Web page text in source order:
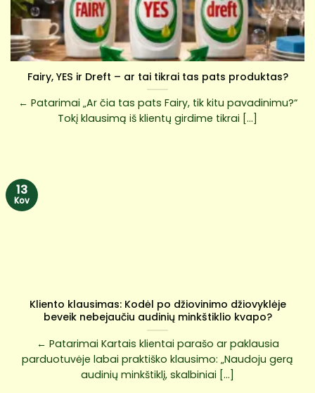
Fairy, YES ir Dreft – ar tai tikrai tas pats produktas?
← Patarimai „Ar čia tas pats Fairy, tik kitu pavadinimu?“
Tokį klausimą iš klientų girdime tikrai [...]
Kliento klausimas: Kodėl po džiovinimo džiovyklėje
beveik nebejaučiu audinių minkštiklio kvapo?
← Patarimai Kartais klientai parašo ar paklausia
parduotuvėje labai praktiško klausimo: „Naudoju gerą
audinių minkštiklį, skalbiniai [...]
13
Kov